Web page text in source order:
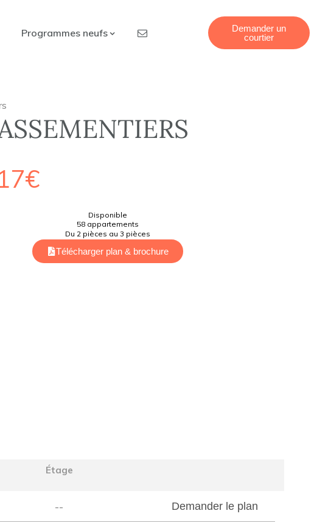
Programmes neufs
Demander un
courtier
Disponible
58 appartements
Du 2 pièces au 3 pièces
Télécharger plan & brochure
Étage
-- Demander le plan